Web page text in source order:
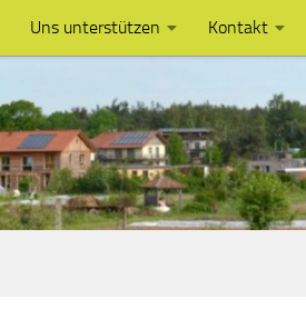
Uns unterstützen Kontakt